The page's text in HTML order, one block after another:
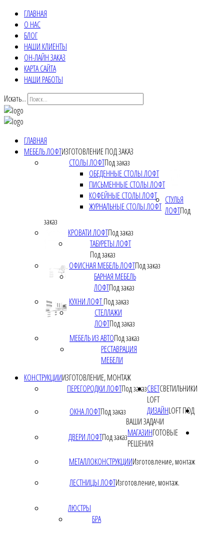
ГЛАВНАЯ
О НАС
БЛОГ
НАШИ КЛИЕНТЫ
ОН-ЛАЙН ЗАКАЗ
КАРТА САЙТА
НАШИ РАБОТЫ
Искать...
ГЛАВНАЯ
МЕБЕЛЬ ЛОФТИЗГОТОВЛЕНИЕ ПОД ЗАКАЗ
СТОЛЫ ЛОФТПод заказ
ОБЕДЕННЫЕ СТОЛЫ ЛОФТ
ПИСЬМЕННЫЕ СТОЛЫ ЛОФТ
КОФЕЙНЫЕ СТОЛЫ ЛОФТ
ЖУРНАЛЬНЫЕ СТОЛЫ ЛОФТ
СТУЛЬЯ
ЛОФТПод
заказ
КРОВАТИ ЛОФТПод заказ
ТАБУРЕТЫ ЛОФТ
Под заказ
ОФИСНАЯ МЕБЕЛЬ ЛОФТПод заказ
БАРНАЯ МЕБЕЛЬ
ЛОФТПод заказ
КУХНИ ЛОФТПод заказ
СТЕЛЛАЖИ
ЛОФТПод заказ
МЕБЕЛЬ ИЗ АВТОПод заказ
РЕСТАВРАЦИЯ
МЕБЕЛИ
КОНСТРУКЦИИИЗГОТОВЛЕНИЕ, МОНТАЖ
ПЕРЕГОРОДКИ ЛОФТПод заказ
ОКНА ЛОФТПод заказ
ДВЕРИ ЛОФТПод заказ
МЕТАЛЛОКОНСТРУКЦИИИзготовление, монтаж
ЛЕСТНИЦЫ ЛОФТИзготовление, монтаж.
СВЕТСВЕТИЛЬНИКИ
LOFT
ЛЮСТРЫ
БРА
ДИЗАЙНLOFT ПОД
ВАШИ ЗАДАЧИ
МАГАЗИНГОТОВЫЕ
РЕШЕНИЯ